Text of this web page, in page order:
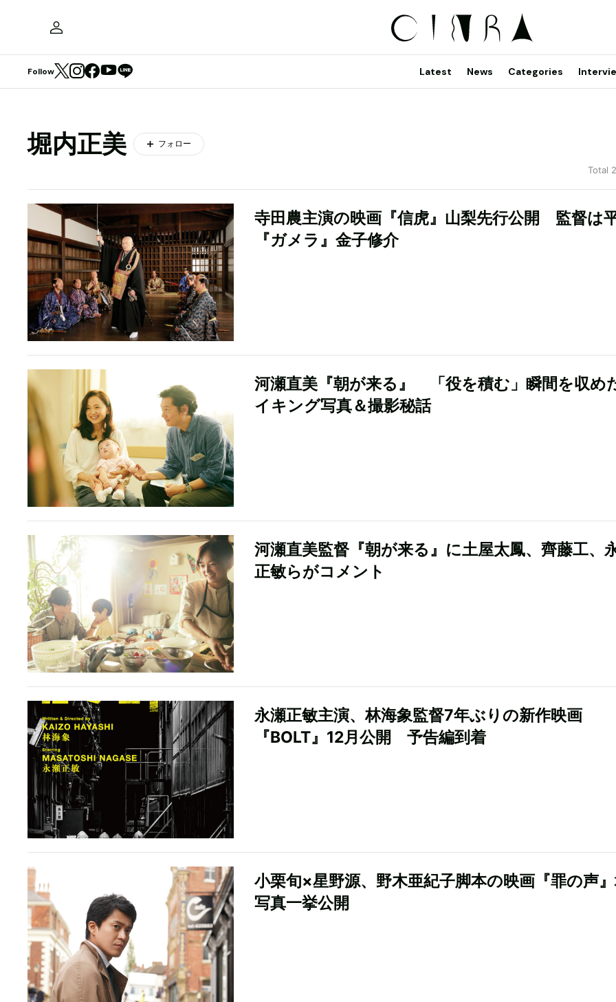
Follow Latest News Categories
堀内正美 フォロー
Total
寺田農主演の映画『信虎』山梨先行公開 監督は
『ガメラ』金子修介
河瀬直美『朝が来る』 「役を積む」瞬間を収め
イキング写真＆撮影秘話
河瀬直美監督『朝が来る』に土屋太鳳、齊藤工、
正敏らがコメント
永瀬正敏主演、林海象監督7年ぶりの新作映画
『BOLT』12月公開 予告編到着
小栗旬×星野源、野木亜紀子脚本の映画『罪の声
写真一挙公開